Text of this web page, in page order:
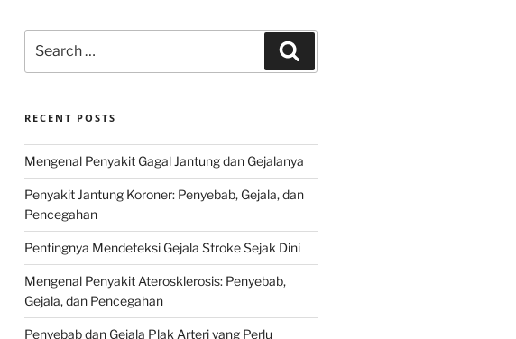
for:
RECENT POSTS
Mengenal Penyakit Gagal Jantung dan Gejalanya
Penyakit Jantung Koroner: Penyebab, Gejala, dan
Pencegahan
Pentingnya Mendeteksi Gejala Stroke Sejak Dini
Mengenal Penyakit Aterosklerosis: Penyebab,
Gejala, dan Pencegahan
Penyebab dan Gejala Plak Arteri yang Perlu